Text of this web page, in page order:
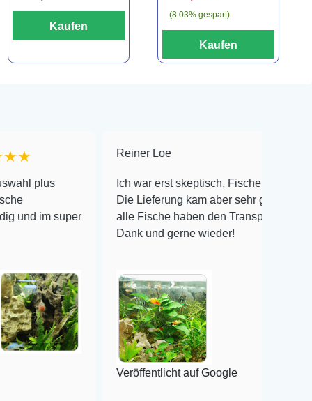
Kaufen
(8.03% gespart)
Kaufen
Reiner Loe
Ich war erst skeptisch, Fische online zu bestellen!
Die Lieferung kam aber sehr gut verpackt an und
alle Fische haben den Transport überlebt! Vielen
Dank und gerne wieder!
Veröffentlicht auf Google